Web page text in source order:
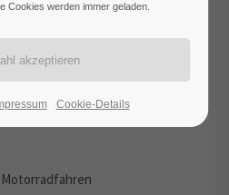
Cookies werden immer geladen.
Cookie-Details